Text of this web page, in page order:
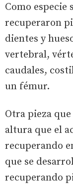
Como especie
recuperaron
dientes y
vertebral,
caudales,
un fémur.
Otra pieza
altura que el
recuperando
que se
recuperando